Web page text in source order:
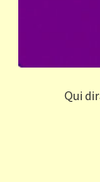
Qui